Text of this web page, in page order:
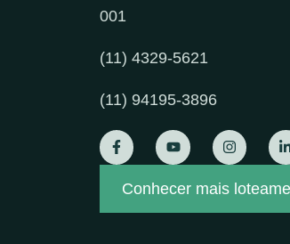
001
(11) 4329-5621
(11) 94195-3896
Conhecer mais